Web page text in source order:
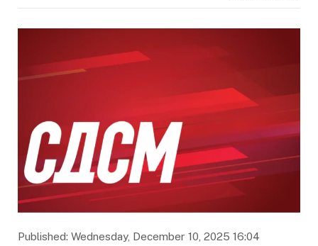
Published: Wednesday, December 10, 2025 16:04